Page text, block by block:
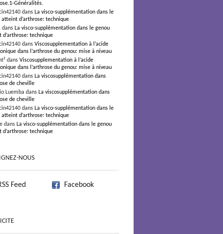
Généralités.
dans La visco-supplémentation dans le
atteint d’arthrose: technique
dans La visco-supplémentation dans le genou
d’arthrose: technique
dans Viscosupplementation à l’acide
dans l’arthrose du genou: mise à niveau
dans Viscosupplementation à l’acide
dans l’arthrose du genou: mise à niveau
dans La viscosupplémentation dans
de cheville
Luemba dans La viscosupplémentation dans
de cheville
dans La visco-supplémentation dans le
atteint d’arthrose: technique
dans La visco-supplémentation dans le genou
d’arthrose: technique
NOUS
Feed Facebook